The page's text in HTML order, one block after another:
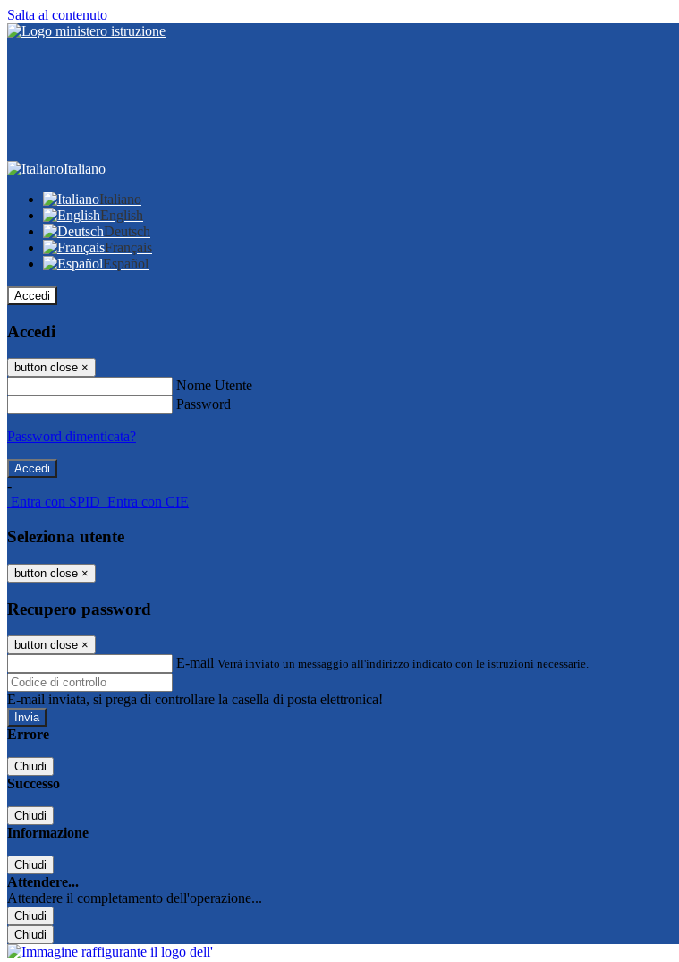
Salta al contenuto
Italiano
Italiano
English
Deutsch
Français
Español
Accedi
Accedi
button close ×
Nome Utente
Password
Password dimenticata?
-
Entra con SPID Entra con CIE
Seleziona utente
button close ×
Recupero password
button close ×
E-mail Verrà inviato un messaggio all'indirizzo indicato con le istruzioni necessarie.
E-mail inviata, si prega di controllare la casella di posta elettronica!
Errore
Chiudi
Successo
Chiudi
Informazione
Chiudi
Attendere...
Attendere il completamento dell'operazione...
Chiudi
Chiudi